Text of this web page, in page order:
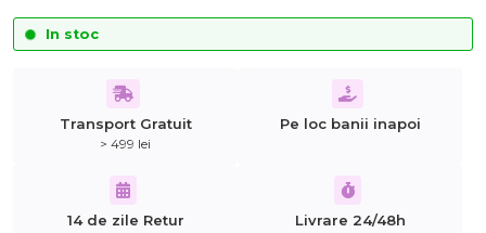
In stoc
Transport Gratuit
> 499 lei
Pe loc banii inapoi
14 de zile Retur Livrare 24/48h